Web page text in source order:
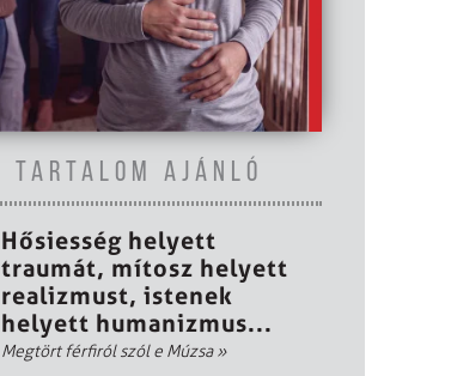
TARTALOM AJÁNLÓ
Hősiesség helyett
traumát, mítosz helyett
realizmust, istenek
helyett humanizmus...
Megtört férfiról szól e Múzsa»